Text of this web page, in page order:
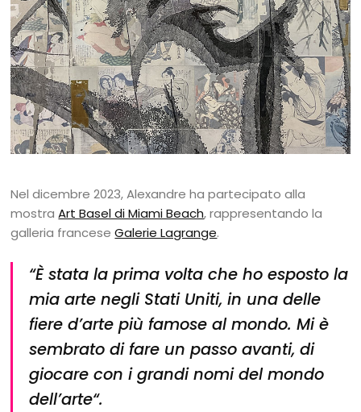
Nel dicembre 2023, Alexandre ha partecipato alla
mostraArt Basel di Miami Beach, rappresentando la
galleria franceseGalerie Lagrange.
“È stata la prima volta che ho esposto la
mia arte negli Stati Uniti, in una delle
fiere d’arte più famose al mondo. Mi è
sembrato di fare un passo avanti, di
giocare con i grandi nomi del mondo
dell’arte“.